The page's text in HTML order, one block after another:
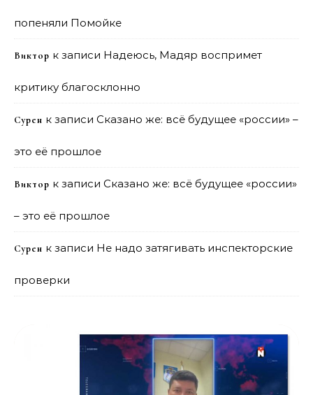
попеняли Помойке
Виктор к записи Надеюсь, Мадяр воспримет
критику благосклонно
Сурен к записи Сказано же: всё будущее «россии» –
это её прошлое
Виктор к записи Сказано же: всё будущее «россии»
– это её прошлое
Сурен к записи Не надо затягивать инспекторские
проверки